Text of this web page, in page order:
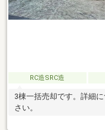
RC造SRC造
3棟一括売却です。詳細
さい。